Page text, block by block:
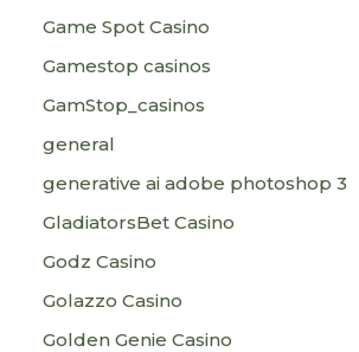
Game Spot Casino
Gamestop casinos
GamStop_casinos
general
generative ai adobe photoshop 3
GladiatorsBet Casino
Godz Casino
Golazzo Casino
Golden Genie Casino